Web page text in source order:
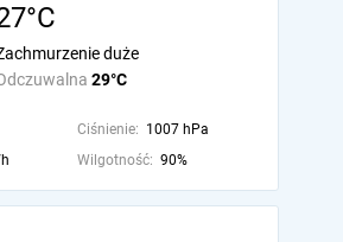
29°C
duże
Ciśnienie: 1007 hPa
Wilgotność: 90%